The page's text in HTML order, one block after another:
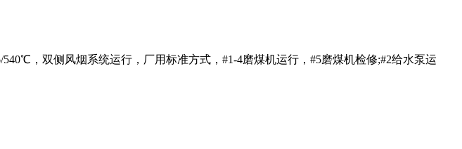
，双侧风烟系统运行，厂用标准方式，#1-4磨煤机运行，#5磨煤机检修;#2给水泵运